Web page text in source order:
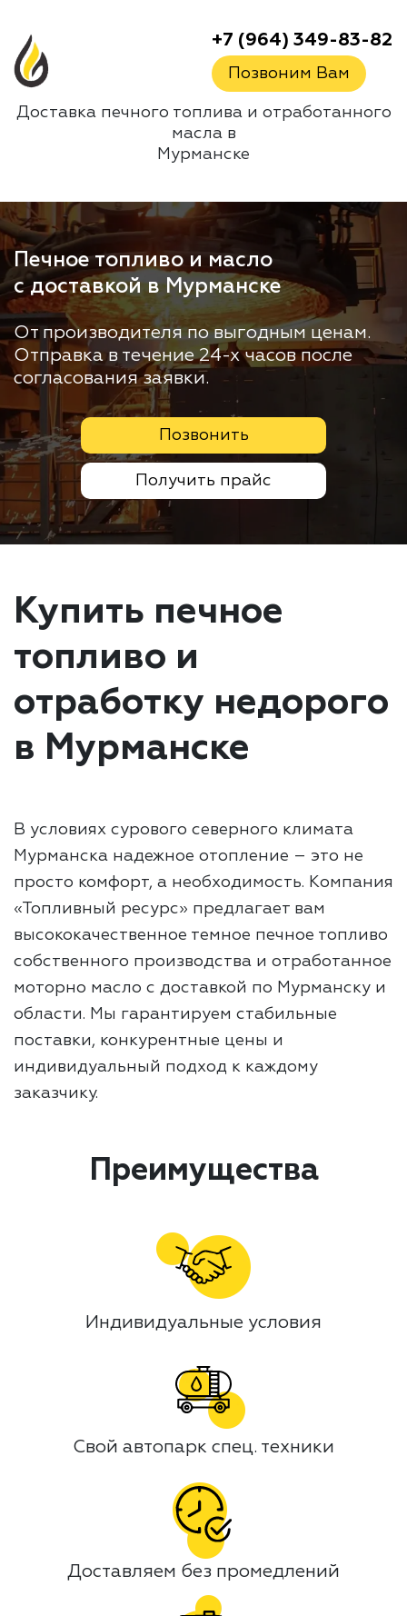
Доставка печного топлива и отработанного
масла в
Мурманске
+7 (964) 349-83-82
Позвоним Вам
Печное топливо и масло
с доставкой в Мурманске
От производителя по выгодным ценам.
Отправка в течение 24-х часов после
согласования заявки.
Позвонить
Получить прайс
Купить печное
топливо и
отработку недорого
в Мурманске
В условиях сурового северного климата
Мурманска надежное отопление – это не
просто комфорт, а необходимость. Компания
«Топливный ресурс» предлагает вам
высококачественное темное печное топливо
собственного производства и отработанное
моторно масло с доставкой по Мурманску и
области. Мы гарантируем стабильные
поставки, конкурентные цены и
индивидуальный подход к каждому
заказчику.
Преимущества
Индивидуальные условия
Свой автопарк спец. техники
Доставляем без промедлений